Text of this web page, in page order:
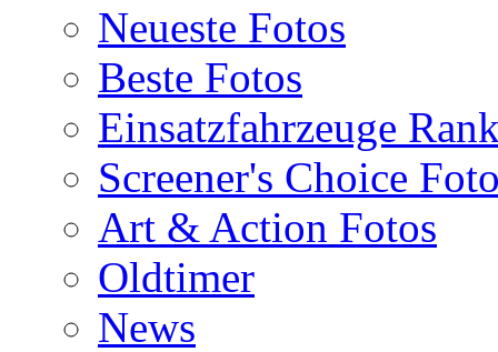
Neueste Fotos
Beste Fotos
Einsatzfahrzeuge
Screener's Choice
Art & Action Fotos
Oldtimer
News